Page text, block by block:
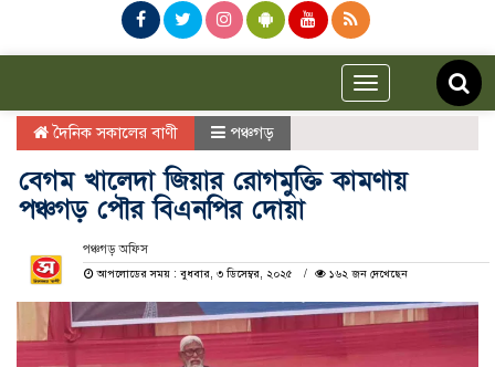
Toggle
navigation
দৈনিক সকালের বাণী পঞ্চগড়
বেগম খালেদা জিয়ার রোগমুক্তি কামণায়
পঞ্চগড় পৌর বিএনপির দোয়া
পঞ্চগড় অফিস
আপলোডের সময় : বুধবার, ৩ ডিসেম্বর, ২০২৫
১৬২ জন দেখেছেন